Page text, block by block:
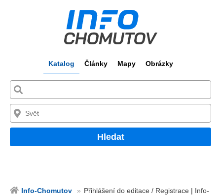
Katalog Články Mapy Obrázky
Hledat
Info-Chomutov
Přihlášení do editace / Registrace | Info-